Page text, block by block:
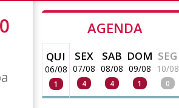
AGENDA
QUI
06/08
1
SEX
07/08
4
SAB
08/08
4
DOM
09/08
1
SEG
10/08
0